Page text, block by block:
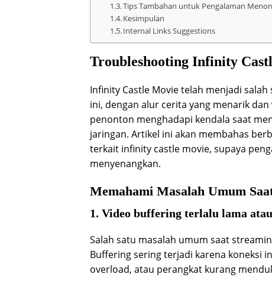
Tips Tambahan untuk Pengalaman
Kesimpulan
Internal Links Suggestions
Troubleshooting Infinity
Infinity Castle Movie telah menjadi
ini, dengan alur cerita yang menarik
penonton menghadapi kendala saat
jaringan. Artikel ini akan membahas
terkait infinity castle movie, supaya
menyenangkan.
Memahami Masalah Umum
1. Video buffering terlalu lama
Salah satu masalah umum saat
Buffering sering terjadi karena koneksi
overload, atau perangkat kurang